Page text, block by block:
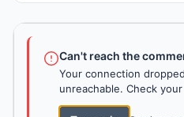
Can't reach the
Your connection
unreachable. Check